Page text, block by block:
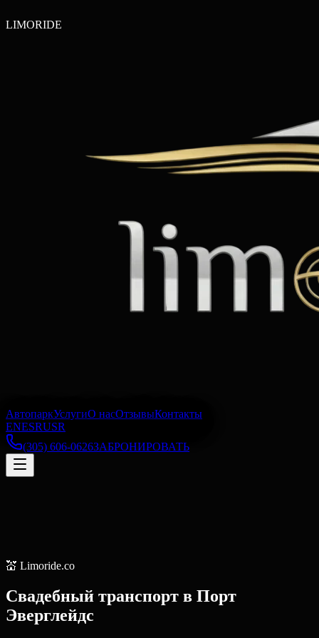
LIMORIDE
АвтопаркУслугиО насОтзывыКонтакты
ENESRUSR
(305) 606-0626ЗАБРОНИРОВАТЬ
💒 Limoride.co
Свадебный транспорт в Порт
Эверглейдс